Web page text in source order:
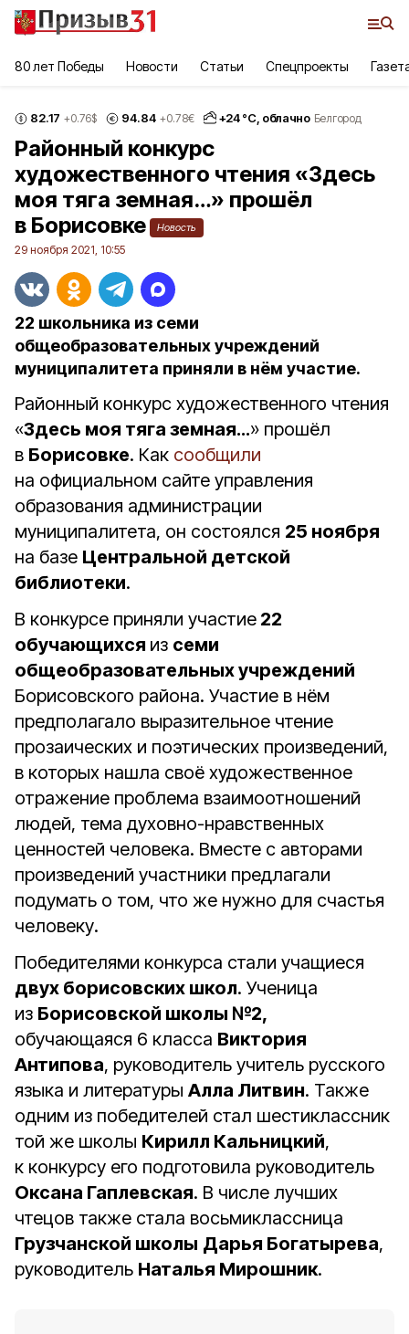
80 лет Победы Новости Статьи Спецпроекты
82.17 +0.76$ 94.84 +0.78€ +24°С, облачно Белгород
Районный конкурс
художественного чтения «Здесь
моя тяга земная…» прошёл
в Борисовке
Новость
29 ноября 2021, 10:55
22 школьника из семи
общеобразовательных учреждений
муниципалитета приняли в нём участие.
Районный конкурс художественного чтения
«Здесь моя тяга земная…» прошёл
в Борисовке. Как сообщили
на официальном сайте управления
образования администрации
муниципалитета, он состоялся 25 ноября
на базе Центральной детской
библиотеки.
В конкурсе приняли участие 22
обучающихся из семи
общеобразовательных учреждений
Борисовского района. Участие в нём
предполагало выразительное чтение
прозаических и поэтических произведений,
в которых нашла своё художественное
отражение проблема взаимоотношений
людей, тема духовно-нравственных
ценностей человека. Вместе с авторами
произведений участники предлагали
подумать о том, что же нужно для счастья
человеку.
Победителями конкурса стали учащиеся
двух борисовских школ. Ученица
из Борисовской школы №2,
обучающаяся 6 класса Виктория
Антипова, руководитель учитель русского
языка и литературы Алла Литвин. Также
одним из победителей стал шестиклассник
той же школы Кирилл Кальницкий,
к конкурсу его подготовила руководитель
Оксана Гаплевская. В числе лучших
чтецов также стала восьмиклассница
Грузчанской школы Дарья Богатырева,
руководитель Наталья Мирошник.